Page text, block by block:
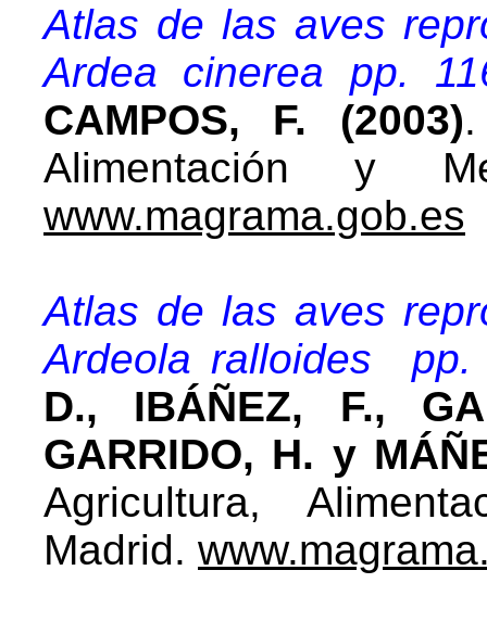
Atlas de las aves
Ardea cinerea pp.
CAMPOS, F. (2003)
Alimentación y
www.magrama.gob.es
Atlas de las aves
Ardeola ralloides pp.
D., IBÁÑEZ, F.,
GARRIDO, H. y
Agricultura,
Madrid.